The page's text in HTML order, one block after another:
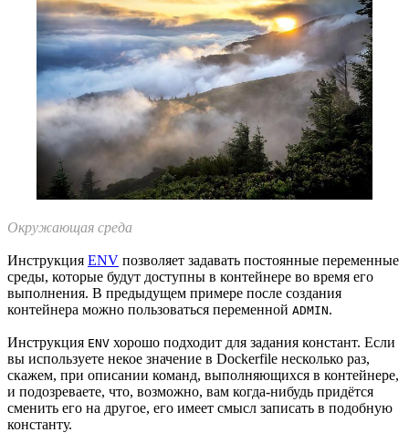
Окружающая среда
Инструкция ENV позволяет задавать постоянные переменные
среды, которые будут доступны в контейнере во время его
выполнения. В предыдущем примере после создания
контейнера можно пользоваться переменной ADMIN.
Инструкция ENV хорошо подходит для задания констант. Если
вы используете некое значение в Dockerfile несколько раз,
скажем, при описании команд, выполняющихся в контейнере,
и подозреваете, что, возможно, вам когда-нибудь придётся
сменить его на другое, его имеет смысл записать в подобную
константу.